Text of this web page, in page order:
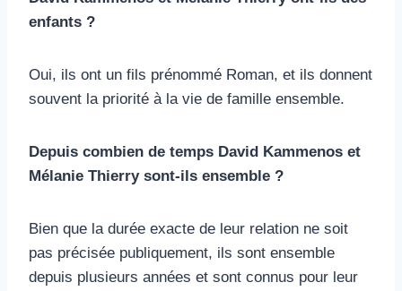
enfants ?
Oui, ils ont un fils prénommé Roman, et ils donnent
souvent la priorité à la vie de famille ensemble.
Depuis combien de temps David Kammenos et
Mélanie Thierry sont-ils ensemble ?
Bien que la durée exacte de leur relation ne soit
pas précisée publiquement, ils sont ensemble
depuis plusieurs années et sont connus pour leur